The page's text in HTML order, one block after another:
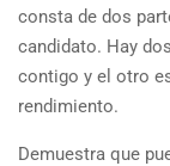
consta de dos
candidato. Hay
contigo y el otro
rendimiento.
Demuestra que